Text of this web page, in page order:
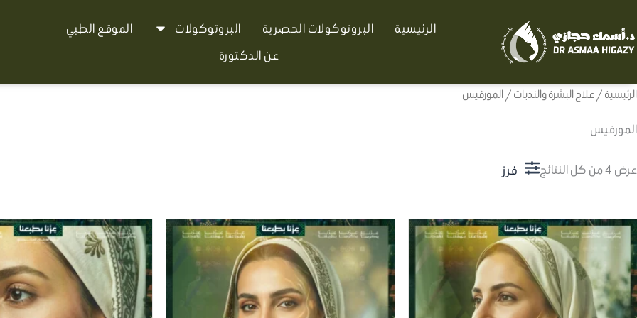
إلى
المحتوى
الرئيسية البروتوكولات الحصرية البروتوكولات
الموقع الطبي
عن الدكتورة
الرئيسية/علاج البشرة والندبات/ المورفيس
المورفيس
عرض ⁦4⁩ من كل النتائج
الفرز
حسب
الأحدث
فرز
هناك
العديد